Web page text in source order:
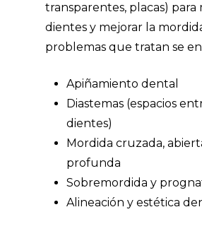
transparentes, placas) para
dientes y mejorar la
problemas que tratan se
Apiñamiento dental
Diastemas (espacios
dientes)
Mordida cruzada,
profunda
Sobremordida y
Alineación y estética